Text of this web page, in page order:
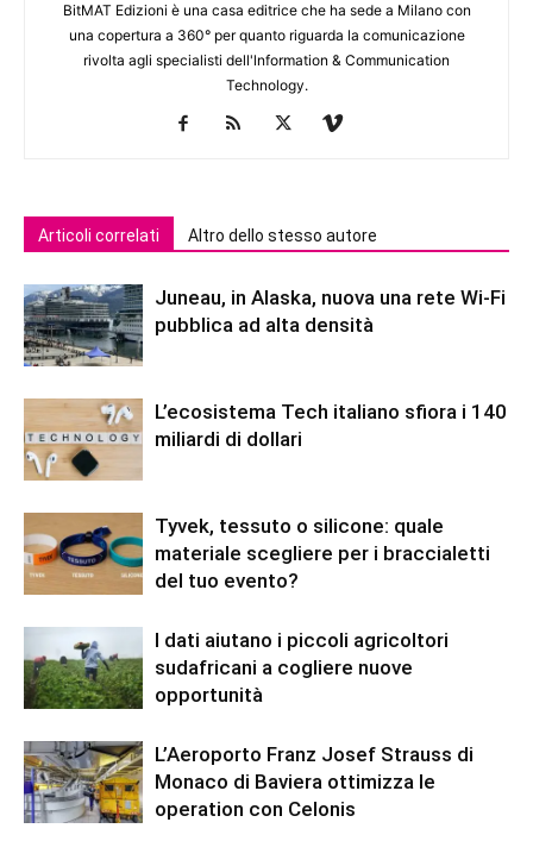
BitMAT Edizioni è una casa editrice che ha sede a Milano con
una copertura a 360° per quanto riguarda la comunicazione
rivolta agli specialisti dell'lnformation & Communication
Technology.
Articoli correlati Altro dello stesso autore
Juneau, in Alaska, nuova una rete Wi-Fi
pubblica ad alta densità
L’ecosistema Tech italiano sfiora i 140
miliardi di dollari
Tyvek, tessuto o silicone: quale
materiale scegliere per i braccialetti
del tuo evento?
I dati aiutano i piccoli agricoltori
sudafricani a cogliere nuove
opportunità
L’Aeroporto Franz Josef Strauss di
Monaco di Baviera ottimizza le
operation con Celonis